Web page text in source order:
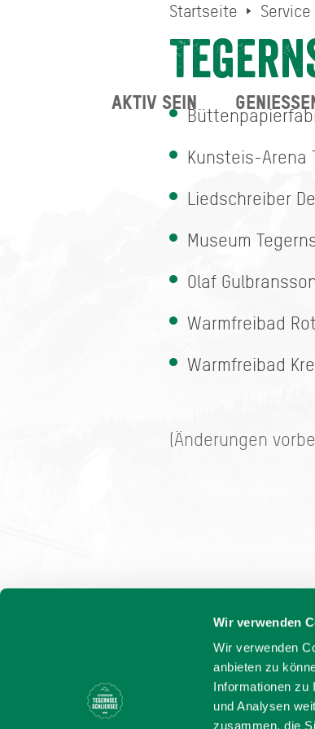
Wir verwenden
Wir verwenden
anbieten zu
Informationen zu
und Analysen
zusammen, die
Startseite Service
Kunsteis-Arena
Liedschreiber
Museum
Olaf
Warmfreibad
Warmfreibad
(Änderungen
AKTIV SEIN GENIESSEN